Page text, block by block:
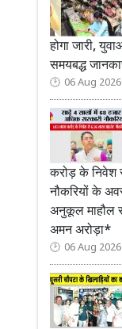
होगा जारी,
समयबद्ध
06 Aug
करोड़ के निवेश
नौकरियों के
अनुकूल माहौल
अमन अरोड़ा*
06 Aug